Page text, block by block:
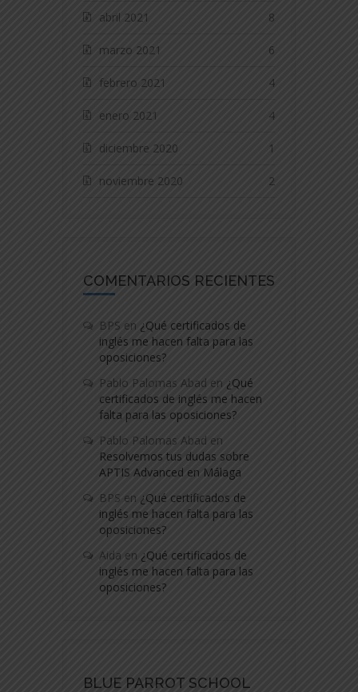
abril 2021 8
marzo 2021 6
febrero 2021 4
enero 2021 4
diciembre 2020 1
noviembre 2020 2
COMENTARIOS RECIENTES
BPS en ¿Qué certificados de
inglés me hacen falta para las
oposiciones?
Pablo Palomas Abad en ¿Qué
certificados de inglés me hacen
falta para las oposiciones?
Pablo Palomas Abad en
Resolvemos tus dudas sobre
APTIS Advanced en Málaga
BPS en ¿Qué certificados de
inglés me hacen falta para las
oposiciones?
Aida en ¿Qué certificados de
inglés me hacen falta para las
oposiciones?
BLUE PARROT SCHOOL